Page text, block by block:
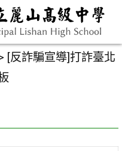
[反詐騙宣導]打詐臺北